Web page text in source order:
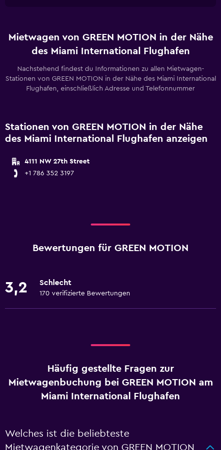
Mietwagen von GREEN MOTION in der Nähe
des Miami International Flughafen
Nachstehend findest du Informationen zu allen Mietwagen-
Stationen von GREEN MOTION in der Nähe des Miami International
Flughafen, einschließlich Adresse und Telefonnummer
Stationen von GREEN MOTION in der Nähe
des Miami International Flughafen anzeigen
4111 NW 27th Street
+1 786 352 3197
Bewertungen für GREEN MOTION
3,2 Schlecht
170 verifizierte Bewertungen
Häufig gestellte Fragen zur
Mietwagenbuchung bei GREEN MOTION am
Miami International Flughafen
Welches ist die beliebteste
Mietwagenkategorie von GREEN MOTION